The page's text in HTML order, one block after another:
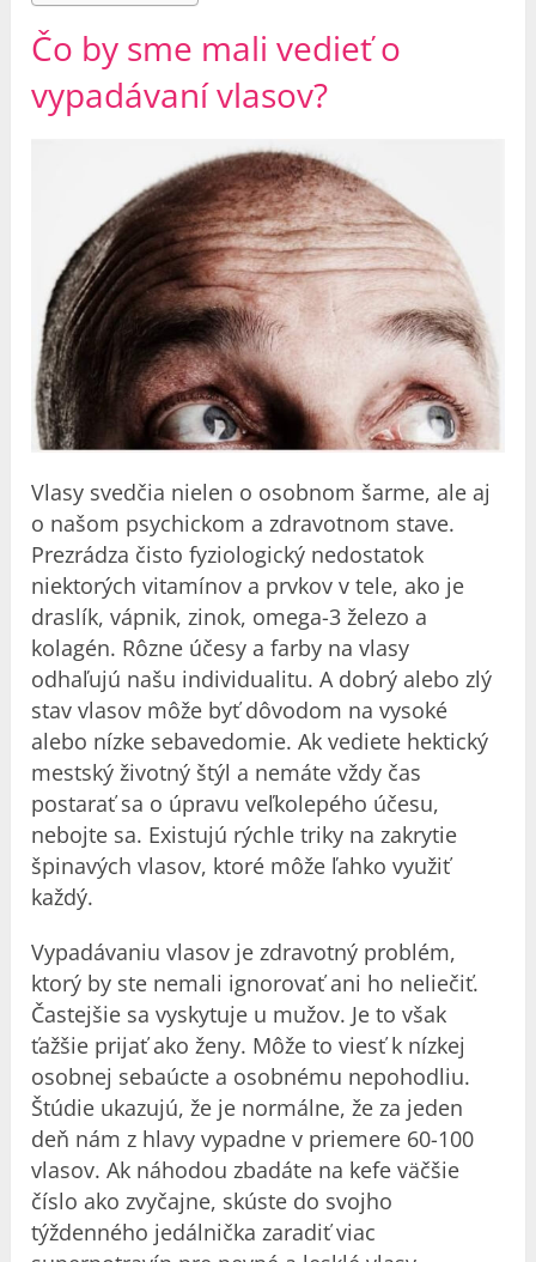
Čo by sme mali vedieť o
vypadávaní vlasov?
Vlasy svedčia nielen o osobnom šarme, ale aj
o našom psychickom a zdravotnom stave.
Prezrádza čisto fyziologický nedostatok
niektorých vitamínov a prvkov v tele, ako je
draslík, vápnik, zinok, omega-3 železo a
kolagén. Rôzne účesy a farby na vlasy
odhaľujú našu individualitu. A dobrý alebo zlý
stav vlasov môže byť dôvodom na vysoké
alebo nízke sebavedomie. Ak vediete hektický
mestský životný štýl a nemáte vždy čas
postarať sa o úpravu veľkolepého účesu,
nebojte sa. Existujú rýchle triky na zakrytie
špinavých vlasov, ktoré môže ľahko využiť
každý.
Vypadávaniu vlasov je zdravotný problém,
ktorý by ste nemali ignorovať ani ho neliečiť.
Častejšie sa vyskytuje u mužov. Je to však
ťažšie prijať ako ženy. Môže to viesť k nízkej
osobnej sebaúcte a osobnému nepohodliu.
Štúdie ukazujú, že je normálne, že za jeden
deň nám z hlavy vypadne v priemere 60-100
vlasov. Ak náhodou zbadáte na kefe väčšie
číslo ako zvyčajne, skúste do svojho
týždenného jedálnička zaradiť viac